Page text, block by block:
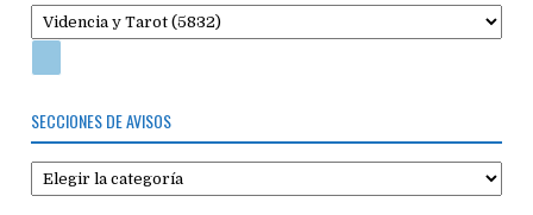
SECCIONES DE AVISOS
Secciones
de